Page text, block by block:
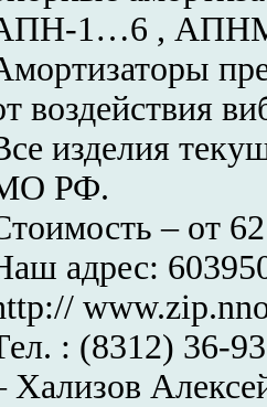
1…6 ,
воздействия
изделия
РФ.
– от
адрес:
: (8312) 36-
Хализов